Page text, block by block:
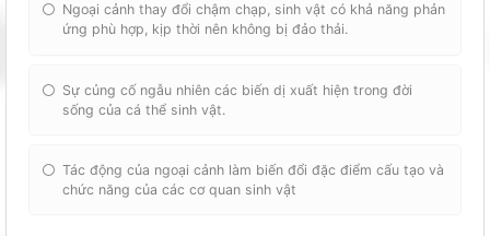
Ngoại cảnh thay đổi chậm chạp, sinh vật có khả năng phản
ứng phù hợp, kịp thời nên không bị đảo thải.
Sự củng cố ngẫu nhiên các biến dị xuất hiện trong đời
sống của cá thể sinh vật.
Tác động của ngoại cảnh làm biến đổi đặc điểm cấu tạo và
chức năng của các cơ quan sinh vật